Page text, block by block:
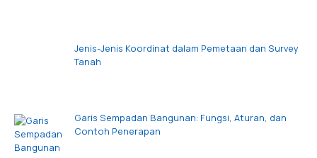
Jenis-Jenis Koordinat dalam Pemetaan dan Survey
Tanah
Garis Sempadan Bangunan: Fungsi, Aturan, dan
Contoh Penerapan